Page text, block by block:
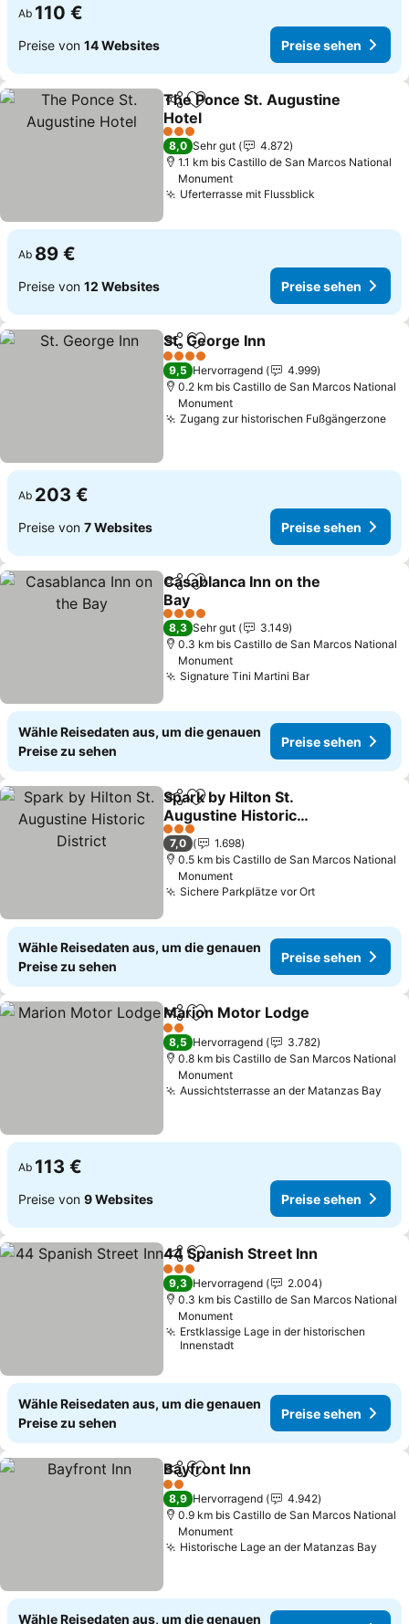
Ab 110 €
Preise von 14 Websites Preise sehen
TeilenZu Favoriten hinzufügen
The Ponce St. Augustine
Hotel
3 Sterne
8,0 Sehr gut
4.872
1.1 km bis Castillo de San Marcos National
Monument
Uferterrasse mit Flussblick
Ab 89 €
Preise von 12 Websites Preise sehen
TeilenZu Favoriten hinzufügen
St. George Inn
4 Sterne
9,5 Hervorragend
4.999
0.2 km bis Castillo de San Marcos National
Monument
Zugang zur historischen Fußgängerzone
Ab 203 €
Preise von 7 Websites Preise sehen
TeilenZu Favoriten hinzufügen
Casablanca Inn on the
Bay
4 Sterne
8,3 Sehr gut
3.149
0.3 km bis Castillo de San Marcos National
Monument
Signature Tini Martini Bar
Wähle Reisedaten aus, um die genauen
Preise zu sehen
Preise sehen
TeilenZu Favoriten hinzufügen
Spark by Hilton St.
Augustine Historic
District
3 Sterne
7,0
1.698
0.5 km bis Castillo de San Marcos National
Monument
Sichere Parkplätze vor Ort
Wähle Reisedaten aus, um die genauen
Preise zu sehen
Preise sehen
TeilenZu Favoriten hinzufügen
Marion Motor Lodge
2 Sterne
8,5 Hervorragend
3.782
0.8 km bis Castillo de San Marcos National
Monument
Aussichtsterrasse an der Matanzas Bay
Ab 113 €
Preise von 9 Websites Preise sehen
TeilenZu Favoriten hinzufügen
44 Spanish Street Inn
3 Sterne
9,3 Hervorragend
2.004
0.3 km bis Castillo de San Marcos National
Monument
Erstklassige Lage in der historischen
Innenstadt
Wähle Reisedaten aus, um die genauen
Preise zu sehen
Preise sehen
TeilenZu Favoriten hinzufügen
Bayfront Inn
2 Sterne
8,9 Hervorragend
4.942
0.9 km bis Castillo de San Marcos National
Monument
Historische Lage an der Matanzas Bay
Wähle Reisedaten aus, um die genauen